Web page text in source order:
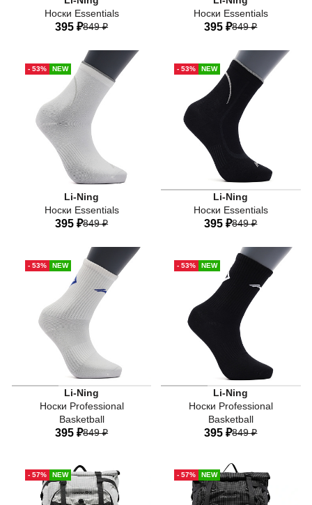
Носки Essentials
395 ₽849 ₽
41-44 38-41 35-38
Носки Essentials
395 ₽849 ₽
41-44 38-41 35-38
- 53% NEW
Li-Ning
Носки Essentials
395 ₽849 ₽
41-44 38-41 35-38
- 53% NEW
Li-Ning
Носки Essentials
395 ₽849 ₽
41-44 38-41 35-38
- 53% NEW
Li-Ning
Носки Professional
Basketball
395 ₽849 ₽
41-44 38-41
- 53% NEW
Li-Ning
Носки Professional
Basketball
395 ₽849 ₽
41-44 38-41
- 57% NEW - 57% NEW